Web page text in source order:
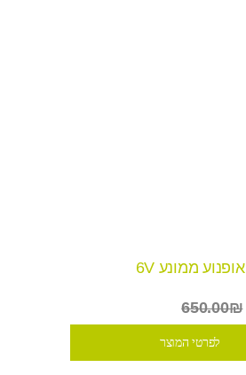
אופנוע ממונע 6V
₪365650.00₪
לפרטי המוצר